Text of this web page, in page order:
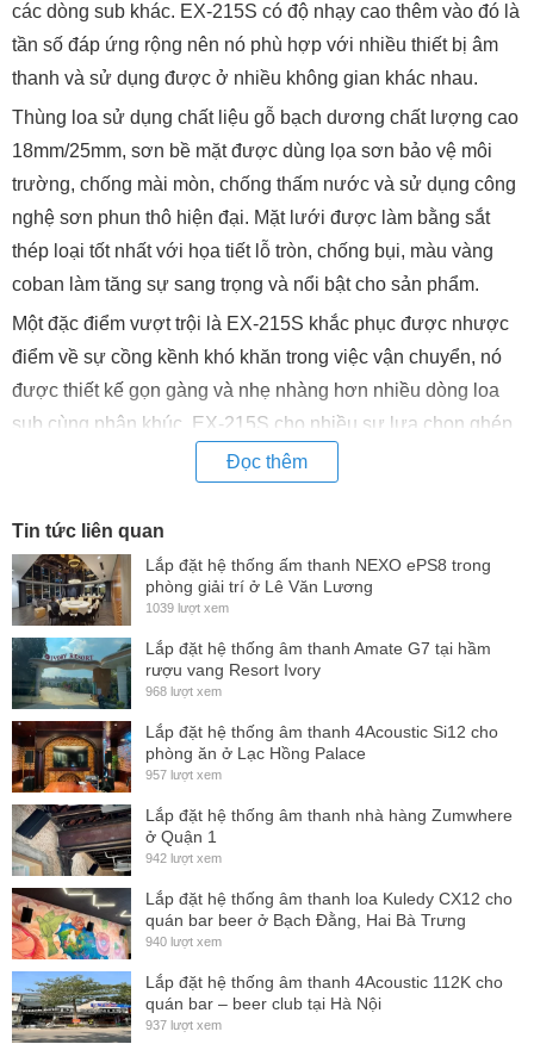
các dòng sub khác. EX-215S có độ nhạy cao thêm vào đó là
tần số đáp ứng rộng nên nó phù hợp với nhiều thiết bị âm
thanh và sử dụng được ở nhiều không gian khác nhau.
Thùng loa sử dụng chất liệu gỗ bạch dương chất lượng cao
18mm/25mm, sơn bề mặt được dùng lọa sơn bảo vệ môi
trường, chống mài mòn, chống thấm nước và sử dụng công
nghệ sơn phun thô hiện đại. Mặt lưới được làm bằng sắt
thép loại tốt nhất với họa tiết lỗ tròn, chống bụi, màu vàng
coban làm tăng sự sang trọng và nổi bật cho sản phẩm.
Một đặc điểm vượt trội là EX-215S khắc phục được nhược
điểm về sự cồng kềnh khó khăn trong việc vận chuyển, nó
được thiết kế gọn gàng và nhẹ nhàng hơn nhiều dòng loa
sub cùng phân khúc. EX-215S cho nhiều sự lựa chọn ghép
các loại loa cho các phòng hát karaoke chuyên nghiệp, hội
Công ty cổ phần Pro Sound Việt Nam là đơn vị duy nhất
phân phối dòng Loa Subwoofer DK-Audio EX-215S này tại
thị trường Việt Nam.
Hiện tại Pro Sound Việt Nam là đơn vị duy nhất độc
quyền phân phối các sẩn phẩm của thương hiệu DK
trên toàn lãnh thổ Việt Nam.Sản phẩm chính hãng
phải có tem bảo hành của công ty CP PRo Sound
Việt Nam, Quý khách hàng lưu ý khi mua hàng để
tránh trường hợp mua phải hàng giả, hàng nhái kém
chất lượng.
Đọc thêm
Tin tức liên quan
Lắp đặt hệ thống ấm thanh NEXO ePS8 trong
phòng giải trí ở Lê Văn Lương
1039 lượt xem
Lắp đặt hệ thống âm thanh Amate G7 tại hầm
rượu vang Resort Ivory
968 lượt xem
Lắp đặt hệ thống âm thanh 4Acoustic Si12 cho
phòng ăn ở Lạc Hồng Palace
957 lượt xem
Lắp đặt hệ thống âm thanh nhà hàng Zumwhere
ở Quận 1
942 lượt xem
Lắp đặt hệ thống âm thanh loa Kuledy CX12 cho
quán bar beer ở Bạch Đằng, Hai Bà Trưng
940 lượt xem
Lắp đặt hệ thống âm thanh 4Acoustic 112K cho
quán bar – beer club tại Hà Nội
937 lượt xem